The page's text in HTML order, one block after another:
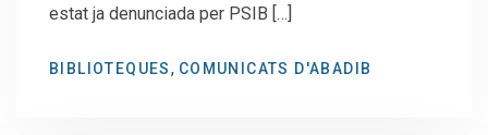
estat ja denunciada per PSIB […]
BIBLIOTEQUES, COMUNICATS D'ABADIB